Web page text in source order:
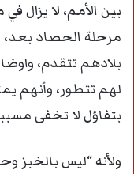
بين الأمم، لا يزال
مرحلة الحصاد بعد،
بلادهم تتقدم،
لهم تتطور، وأنهم
بتفاؤل لا تخفى
ولأنه “ليس بالخبز